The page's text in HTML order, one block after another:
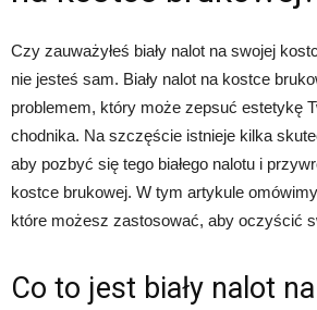
Czy zauważyłeś biały nalot na swojej
nie jesteś sam. Biały nalot na kostce
problemem, który może zepsuć estetykę
chodnika. Na szczęście istnieje kilka
aby pozbyć się tego białego nalotu i
kostce brukowej. W tym artykule
które możesz zastosować, aby oczyścić
Co to jest biały nalot